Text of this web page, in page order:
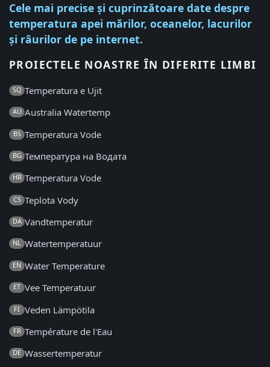
Cele mai precise și cuprinzătoare date despre
temperatura apei mărilor, oceanelor, lacurilor
și râurilor de pe internet.
PROIECTELE NOASTRE ÎN DIFERITE LIMBI
SQ Temperatura e Ujit
AU Australia Watertemp
BS Temperatura Vode
BG Температура на Водата
HR Temperatura Vode
CS Teplota Vody
DA Vandtemperatur
NL Watertemperatuur
EN Water Temperature
ET Vee Temperatuur
FI Veden Lämpötila
FR Température de l'Eau
DE Wassertemperatur